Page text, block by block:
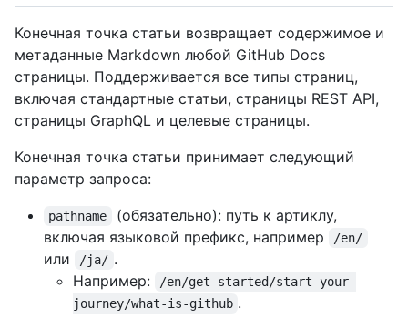
Конечная точка статьи возвращает содержимое и
метаданные Markdown любой GitHub Docs
страницы. Поддерживается все типы страниц,
включая стандартные статьи, страницы REST API,
страницы GraphQL и целевые страницы.
Конечная точка статьи принимает следующий
параметр запроса:
pathname
(обязательно): путь к артиклу,
включая языковой префикс, например
/en/
или /ja/ .
Например:
/en/get-started/start-your-
journey/what-is-github .